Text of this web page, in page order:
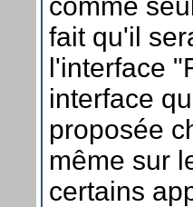
fait qu'il
l'interface
interface
proposée
même sur
certains